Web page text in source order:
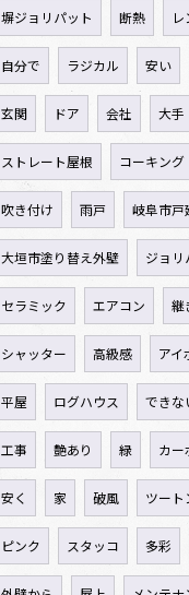
塀ジョリパット 断熱
自分で ラジカル 安い
玄関 ドア 会社 大手
ストレート屋根 コーキング
吹き付け 雨戸 岐阜市戸
大垣市塗り替え外壁 ジョリ
セラミック エアコン 継
シャッター 高級感 アイ
平屋 ログハウス できな
工事 艶あり 緑 カー
安く 家 破風 ツート
ピンク スタッコ 多彩